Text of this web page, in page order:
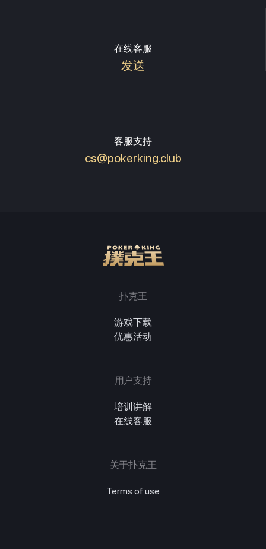
在线客服
发送
客服支持
cs@pokerking.club
扑克王
游戏下载
优惠活动
用户支持
培训讲解
在线客服
关于扑克王
Terms of use